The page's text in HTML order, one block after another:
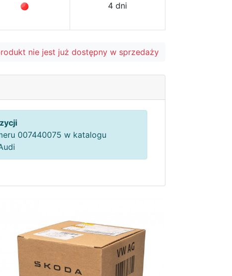
4 dni
nie jest już dostępny w sprzedaży
007440075 w katalogu